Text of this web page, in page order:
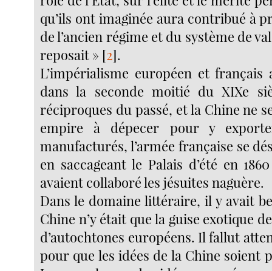
qu’ils ont imaginée aura contribué à
de l’ancien régime et du système de
reposait » [2].
L’impérialisme européen et
dans la seconde moitié du XIXe
réciproques du passé, et la Chine ne
empire à dépecer pour y
manufacturés, l’armée française se
en saccageant le Palais d’été en
avaient collaboré les jésuites naguère.
Dans le domaine littéraire, il y avait
Chine n’y était que la guise exotique
d’autochtones européens. Il fallut
pour que les idées de la Chine soient